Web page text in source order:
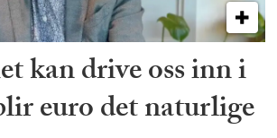
kan drive oss inn i
euro det naturlige